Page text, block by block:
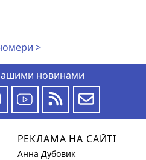
>
новинами
РЕКЛАМА НА САЙТІ
Анна Дубовик